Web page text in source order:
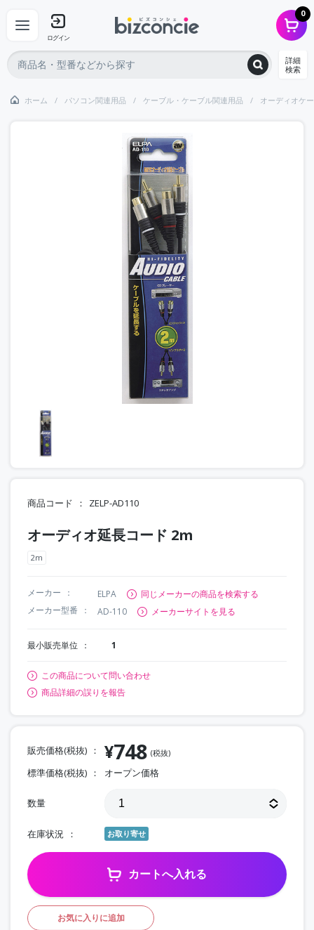
ログイン
0
詳細
検索
ホーム パソコン関連用品 ケーブル・ケーブル関連用品 オーディオケ
商品コード ZELP-AD110
オーディオ延長コード 2m
2m
メーカー ELPA
同じメーカーの商品を検索する
メーカー型番
AD-110 メーカーサイトを見る
最小販売単位 1
この商品について問い合わせ
商品詳細の誤りを報告
販売価格(税抜) ¥748 (税抜)
標準価格(税抜) オープン価格
数量
在庫状況 お取り寄せ
カートへ入れる
お気に入りに追加